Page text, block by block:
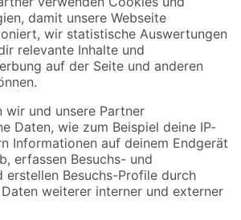
Versandarten